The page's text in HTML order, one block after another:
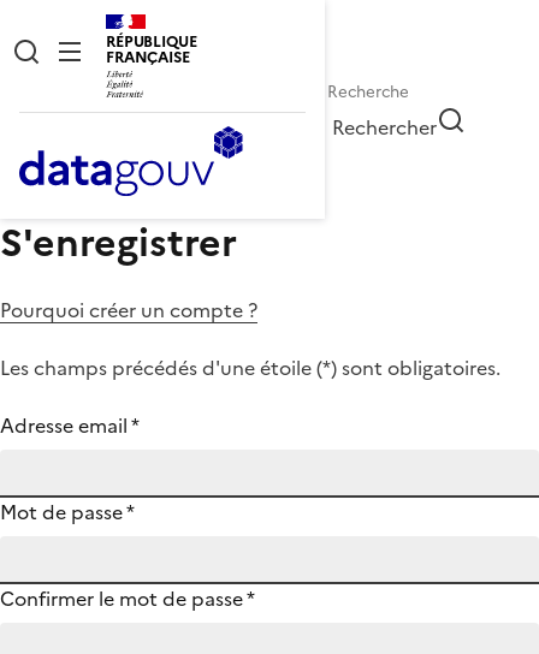
RÉPUBLIQUE
FRANÇAISE
Rechercher
S'enregistrer
Pourquoi créer un compte ?
Les champs précédés d'une étoile (*) sont obligatoires.
Adresse email*
Mot de passe*
Confirmer le mot de passe*